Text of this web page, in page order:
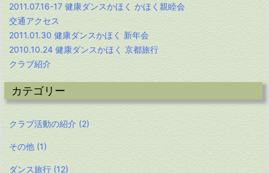
2011.07.16-17 健康ダンスかほく かほく親睦会
交通アクセス
2011.01.30 健康ダンスかほく 新年会
2010.10.24 健康ダンスかほく 京都旅行
クラブ紹介
カテゴリー
クラブ活動の紹介 (2)
その他 (1)
ダンス旅行 (12)